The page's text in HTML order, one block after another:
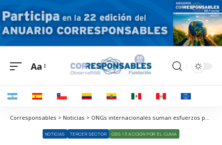
Aa
Corresponsables > Noticias > ONGs internacionales suman esfuerzos para hacer frente a la contaminación por plásticos
NOTICIAS TERCER SECTOR ODS 13 ACCIÓN POR EL CLIMA